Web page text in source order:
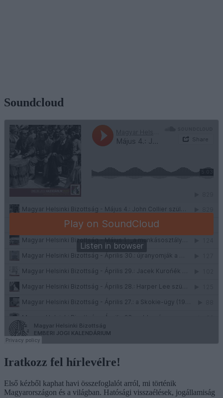
Soundcloud
Iratkozz fel hírlevélre!
Első kézből kaphat havi összefoglalót arról, mi történik
Magyarországon és a világban. Hatósági visszaélések, jogállamiság